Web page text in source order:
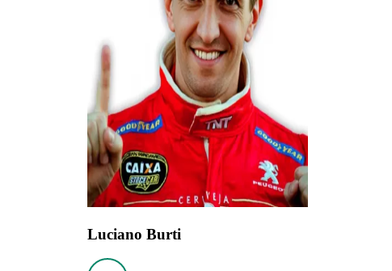
Luciano Burti